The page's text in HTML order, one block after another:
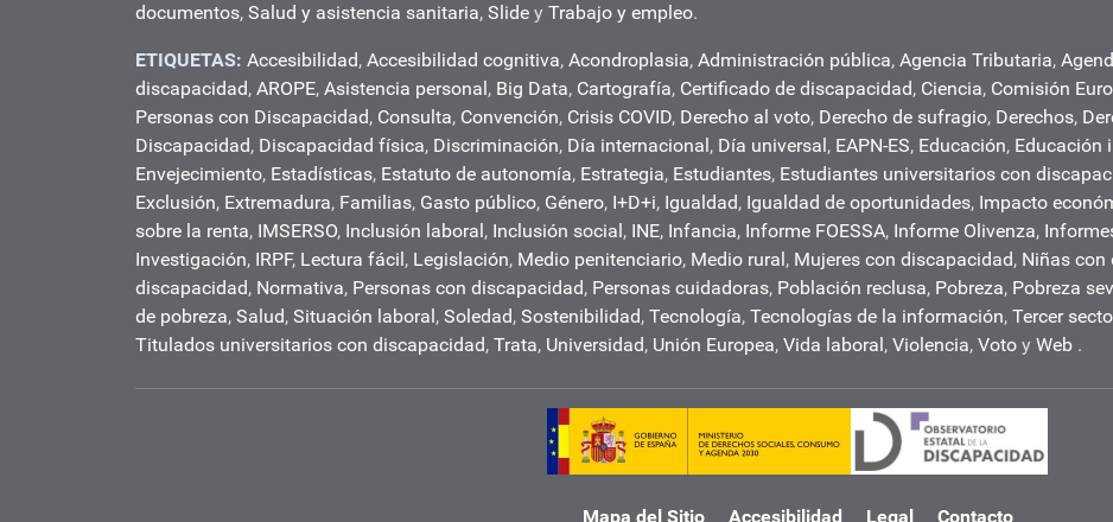
documentos, Salud y asistencia sanitaria, Slide y Trabajo y empleo.
ETIQUETAS: Accesibilidad, Accesibilidad cognitiva, Acondroplasia, Administración pública, Agencia Tributaria,
discapacidad, AROPE, Asistencia personal , Big Data, Cartografía, Certificado de discapacidad, Ciencia, Comisión
Personas con Discapacidad, Consulta, Convención, Crisis COVID, Derecho al voto, Derecho de sufragio, Derechos,
Discapacidad, Discapacidad física, Discriminación, Día internacional , Día universal , EAPN-ES, Educación, Educación
Envejecimiento, Estadísticas, Estatuto de autonomía, Estrategia, Estudiantes, Estudiantes universitarios con
Exclusión, Extremadura, Familias, Gasto público, Género, I+D+i, Igualdad, Igualdad de oportunidades, Impacto
sobre la renta, IMSERSO, Inclusión laboral , Inclusión social , INE, Infancia, Informe FOESSA, Informe Olivenza,
Investigación, IRPF, Lectura fácil , Legislación, Medio penitenciario, Medio rural , Mujeres con discapacidad, Niñas con
discapacidad, Normativa, Personas con discapacidad, Personas cuidadoras, Población reclusa, Pobreza, Pobreza
de pobreza, Salud, Situación laboral , Soledad, Sostenibilidad, Tecnología, Tecnologías de la información, Tercer
Titulados universitarios con discapacidad, Trata, Universidad, Unión Europea, Vida laboral , Violencia, Voto y Web .
Mapa del Sitio Accesibilidad Legal Contacto